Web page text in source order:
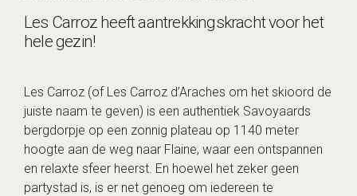
Les Carroz heeft aantrekkingskracht voor het
hele gezin!
Les Carroz (of Les Carroz d’Araches om het skioord de
juiste naam te geven) is een authentiek Savoyaards
bergdorpje op een zonnig plateau op 1140 meter
hoogte aan de weg naar Flaine, waar een ontspannen
en relaxte sfeer heerst. En hoewel het zeker geen
partystad is, is er net genoeg om iedereen te